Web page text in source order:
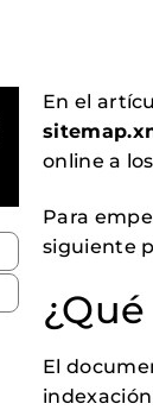
En el
online a
Para
siguiente
El